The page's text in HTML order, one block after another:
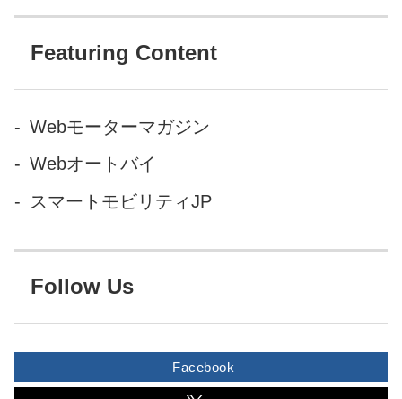
Featuring Content
Webモーターマガジン
Webオートバイ
スマートモビリティJP
Follow Us
Facebook